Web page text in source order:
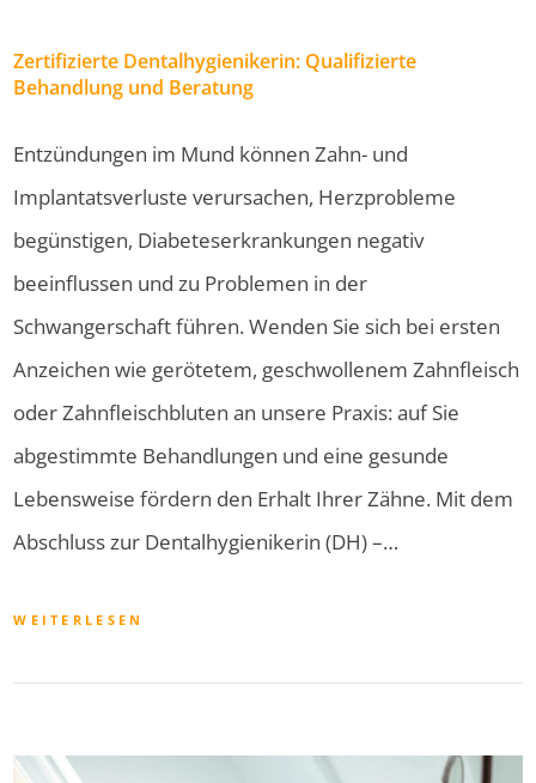
Zertifizierte Dentalhygienikerin: Qualifizierte
Behandlung und Beratung
Entzündungen im Mund können Zahn- und
Implantatsverluste verursachen, Herzprobleme
begünstigen, Diabeteserkrankungen negativ
beeinflussen und zu Problemen in der
Schwangerschaft führen. Wenden Sie sich bei ersten
Anzeichen wie gerötetem, geschwollenem Zahnfleisch
oder Zahnfleischbluten an unsere Praxis: auf Sie
abgestimmte Behandlungen und eine gesunde
Lebensweise fördern den Erhalt Ihrer Zähne. Mit dem
Abschluss zur Dentalhygienikerin (DH) –…
WEITERLESEN